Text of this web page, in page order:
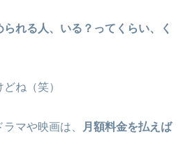
れる人、いる？ってくらい、く
ね（笑）
マや映画は、
月額料金を払えば